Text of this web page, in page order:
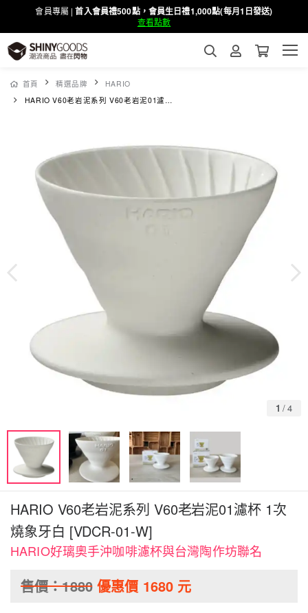
會員專屬 |首入會員禮500點，會員生日禮1,000點(每月1日發送)
查看點數
首頁 精選品牌
HARIO
HARIO V60老岩泥系列 V60老岩泥01濾杯 1次燒象牙白 [VDCR-01-W]
1 /4
HARIO V60老岩泥系列 V60老岩泥01濾杯 1次
燒象牙白 [VDCR-01-W]
HARIO好璃奧手沖咖啡濾杯與台灣陶作坊聯名
售價：1880 優惠價 1680 元